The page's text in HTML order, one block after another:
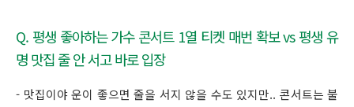
Q. 평생 좋아하는 가수 콘서트 1열 티켓 매번 확보 vs 평생 유
명 맛집 줄 안 서고 바로 입장
- 맛집이야 운이 좋으면 줄을 서지 않을 수도 있지만.. 콘서트는 불